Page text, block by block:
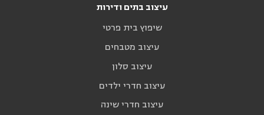
עיצוב בתים ודירות
שיפוץ בית פרטי
עיצוב מטבחים
עיצוב סלון
עיצוב חדרי ילדים
עיצוב חדרי שינה